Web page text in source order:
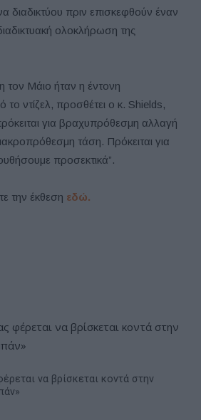
διαδικτύου πριν επισκεφθούν έναν
ολοκλήρωση της
τον Μάιο ήταν η έντονη
ντίζελ, προσθέτει ο κ. Shields,
για βραχυπρόθεσμη αλλαγή
τάση. Πρόκειται για
προσεκτικά”.
την έκθεση εδώ.
να βρίσκεται κοντά στην